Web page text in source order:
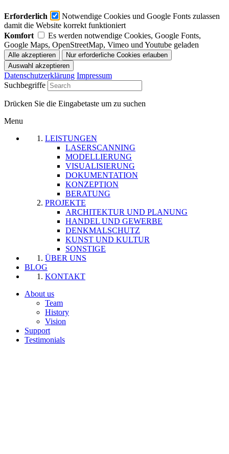
Erforderlich
Notwendige Cookies und Google Fonts zulassen
damit die Website korrekt funktioniert
Komfort
Es werden notwendige Cookies, Google Fonts,
Google Maps, OpenStreetMap, Vimeo und Youtube geladen
Datenschutzerklärung Impressum
Suchbegriffe
Drücken Sie die Eingabetaste um zu suchen
Menu
LEISTUNGEN
LASERSCANNING
MODELLIERUNG
VISUALISIERUNG
DOKUMENTATION
KONZEPTION
BERATUNG
PROJEKTE
ARCHITEKTUR UND PLANUNG
HANDEL UND GEWERBE
DENKMALSCHUTZ
KUNST UND KULTUR
SONSTIGE
ÜBER UNS
BLOG
KONTAKT
About us
Team
History
Vision
Support
Testimonials